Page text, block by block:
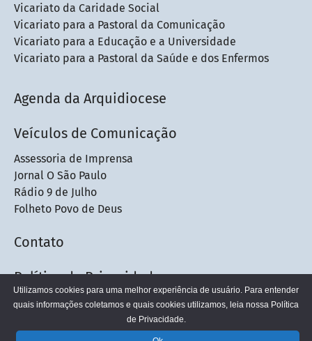
Vicariato da Caridade Social
Vicariato para a Pastoral da Comunicação
Vicariato para a Educação e a Universidade
Vicariato para a Pastoral da Saúde e dos Enfermos
Agenda da Arquidiocese
Veículos de Comunicação
Assessoria de Imprensa
Jornal O São Paulo
Rádio 9 de Julho
Folheto Povo de Deus
Contato
Política de Privacidade
© 2026 - Arquidiocese de São Paulo
Utilizamos cookies para uma melhor experiência de usuário. Para entender
quais informações coletamos e quais cookies utilizamos, leia nossa Política
de Privacidade.